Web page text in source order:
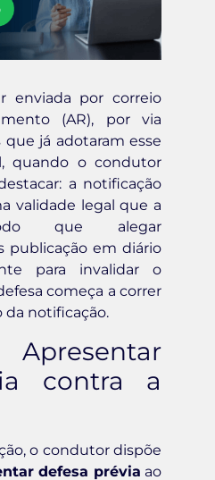
enviada por correio
(AR), por via
já adotaram esse
quando o condutor
a notificação
validade legal que a
que alegar
publicação em diário
para invalidar o
começa a correr
notificação.
contra a
o condutor dispõe
defesa prévia ao